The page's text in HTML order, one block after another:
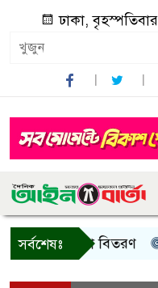
ঢাকা,
সর্বশেষঃ
নগদ সহায়তা বিতরণ